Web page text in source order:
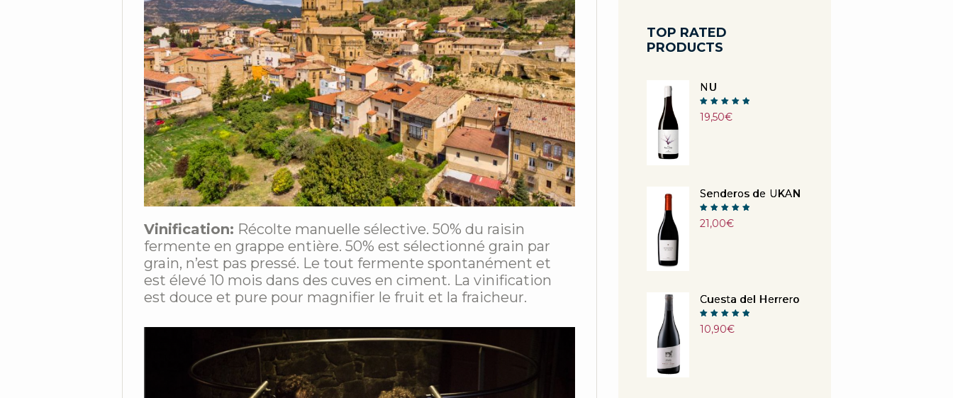
Vinification: Récolte manuelle sélective. 50% du raisin
fermente en grappe entière. 50% est sélectionné grain par
grain, n’est pas pressé. Le tout fermente spontanément et
est élevé 10 mois dans des cuves en ciment. La vinification
est douce et pure pour magnifier le fruit et la fraicheur.
TOP RATED
PRODUCTS
NU
Note
5.00
19,50€
Senderos de UKAN
5.00
21,00€
Cuesta del Herrero
Note
5.00
10,90€